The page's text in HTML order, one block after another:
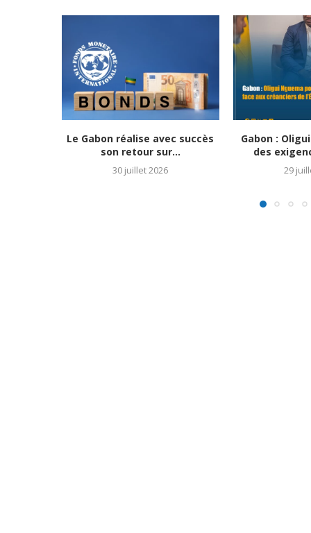
Le Gabon réalise avec succès
son retour sur...
30 juillet 2026
Gabon :
des
29